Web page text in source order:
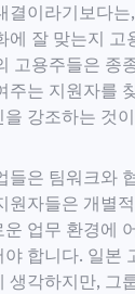
결이라기보다
에 잘 맞는지 고
고용주들은 종
주는 지원자를
강조하는 것
들은 팀워크와
원자들은 개별
업무 환경에
합니다. 일본
생각하지만, 그